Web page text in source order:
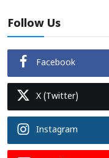
Follow Us
Facebook
X (Twitter)
Instagram